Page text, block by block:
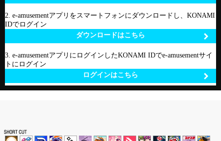
2. e-amusementアプリをスマートフォンにダウンロードし、KONAMI
IDでログイン
ダウンロードはこちら
3. e-amusementアプリにログインしたKONAMI IDでe-amusementサイ
トにログイン
ログインはこちら